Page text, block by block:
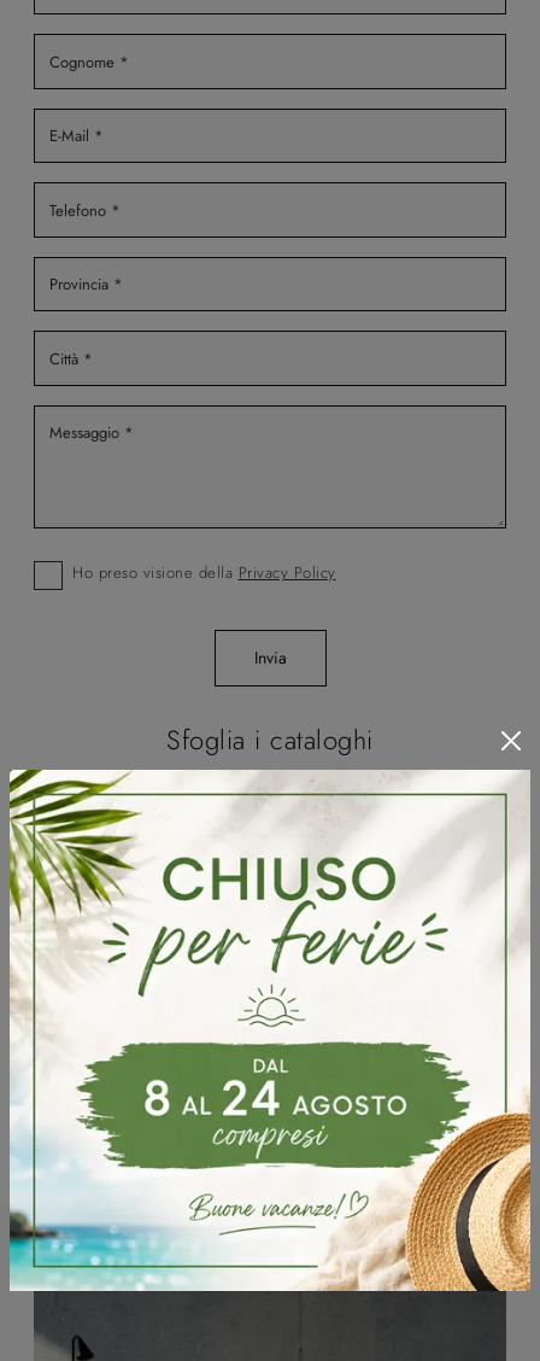
Sfoglia i cataloghi
Ho preso visione della Privacy Policy
Invia
Potrebbero piacerti anche